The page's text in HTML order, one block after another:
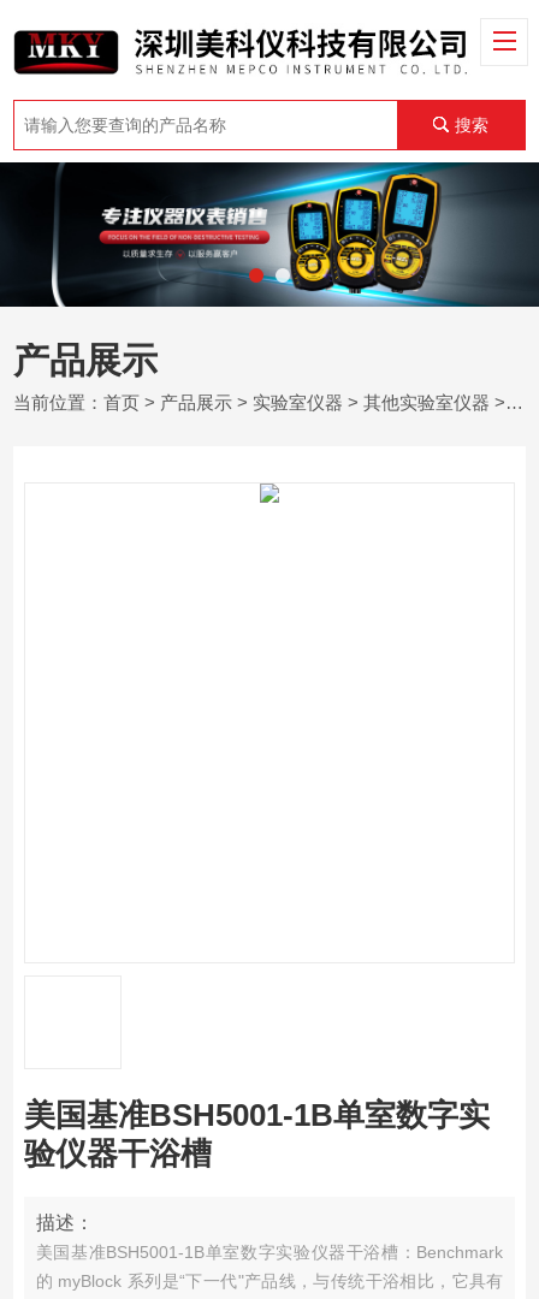
搜索
产品展示
当前位置：首页 > 产品展示 > 实验室仪器 >其他实验室仪器 > 美国基准BSH5001-1B单室数字实验仪器干浴槽
美国基准BSH5001-1B单室数字实
验仪器干浴槽
描述：
美国基准BSH5001-1B单室数字实验仪器干浴槽：Benchmark
的 myBlock 系列是“下一代"产品线，与传统干浴相比，它具有